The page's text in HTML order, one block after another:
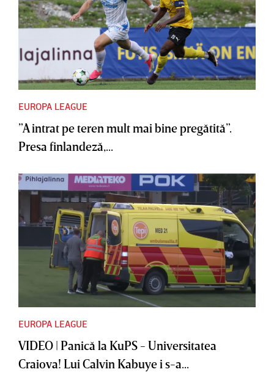
EUROPA LEAGUE
”A intrat pe teren mult mai bine pregătită”.
Presa finlandeză,...
EUROPA LEAGUE
VIDEO | Panică la KuPS - Universitatea
Craiova! Lui Calvin Kabuye i s-a...